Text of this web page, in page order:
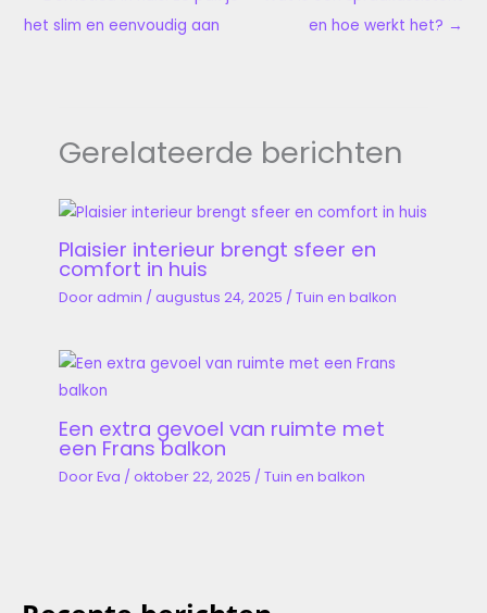
het slim en eenvoudig aan
en hoe werkt het? →
Gerelateerde berichten
Plaisier interieur brengt sfeer en
comfort in huis
Dooradmin /augustus 24, 2025 /Tuin en balkon
Een extra gevoel van ruimte met
een Frans balkon
DoorEva /oktober 22, 2025 /Tuin en balkon